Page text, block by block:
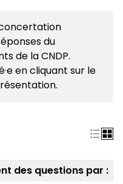
du
de la CNDP.
en cliquant sur le
des questions par :